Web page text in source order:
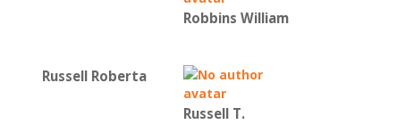
Robbins William
Russell Roberta
Russell T.